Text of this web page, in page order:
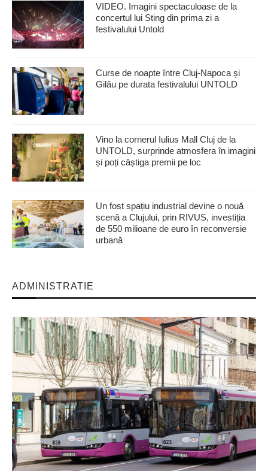
VIDEO. Imagini spectaculoase de la
concertul lui Sting din prima zi a
festivalului Untold
Curse de noapte între Cluj-Napoca și
Gilău pe durata festivalului UNTOLD
Vino la cornerul Iulius Mall Cluj de la
UNTOLD, surprinde atmosfera în imagini
și poți câștiga premii pe loc
Un fost spațiu industrial devine o nouă
scenă a Clujului, prin RIVUS, investiția
de 550 milioane de euro în reconversie
urbană
ADMINISTRATIE